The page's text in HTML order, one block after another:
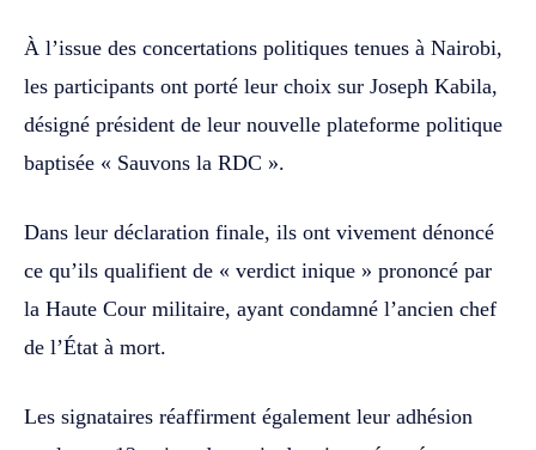
À l’issue des concertations politiques tenues à Nairobi,
les participants ont porté leur choix sur Joseph Kabila,
désigné président de leur nouvelle plateforme politique
baptisée « Sauvons la RDC ».
Dans leur déclaration finale, ils ont vivement dénoncé
ce qu’ils qualifient de « verdict inique » prononcé par
la Haute Cour militaire, ayant condamné l’ancien chef
de l’État à mort.
Les signataires réaffirment également leur adhésion